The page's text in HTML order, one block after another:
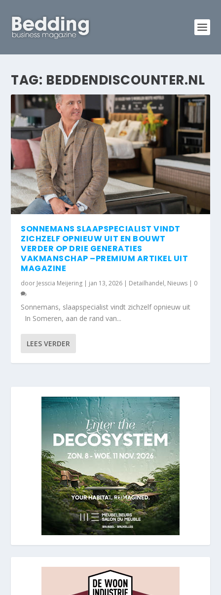
TAG: BEDDENDISCOUNTER.NL
SONNEMANS SLAAPSPECIALIST VINDT
ZICHZELF OPNIEUW UIT EN BOUWT
VERDER OP DRIE GENERATIES
VAKMANSCHAP –PREMIUM ARTIKEL UIT
MAGAZINE
door Jesscia Meijering | jan 13, 2026 | Detailhandel, Nieuws | 0
Sonnemans, slaapspecialist vindt zichzelf opnieuw uit
In Someren, aan de rand van...
LEES VERDER